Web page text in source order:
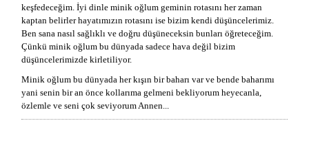
keşfedeceğim. İyi dinle minik oğlum geminin rotasını her zaman
kaptan belirler hayatımızın rotasını ise bizim kendi düşüncelerimiz.
Ben sana nasıl sağlıklı ve doğru düşüneceksin bunları öğreteceğim.
Çünkü minik oğlum bu dünyada sadece hava değil bizim
düşüncelerimizde kirletiliyor.
Minik oğlum bu dünyada her kışın bir baharı var ve bende baharımı
yani senin bir an önce kollarıma gelmeni bekliyorum heyecanla,
özlemle ve seni çok seviyorum Annen...